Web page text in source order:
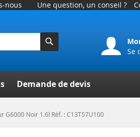
nous Une question, un conseil ?
Se
Demande de devis
G6000 Noir 1.6l Réf. : C13T57U100